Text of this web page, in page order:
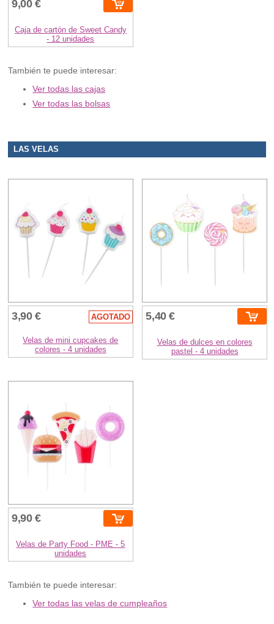
9,00 €
Caja de cartón de Sweet Candy
- 12 unidades
También te puede interesar:
Ver todas las cajas
Ver todas las bolsas
LAS VELAS
3,90 € AGOTADO
Velas de mini cupcakes de
colores - 4 unidades
5,40 €
Velas de dulces en colores
pastel - 4 unidades
9,90 €
Velas de Party Food - PME - 5
unidades
También te puede interesar:
Ver todas las velas de cumpleaños